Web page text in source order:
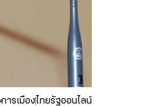
การเมืองไทยรัฐออนไลน์